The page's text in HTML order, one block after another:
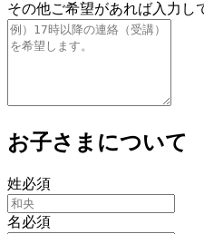
その他ご希望があれば入力し
お子さまについて
姓必須
名必須